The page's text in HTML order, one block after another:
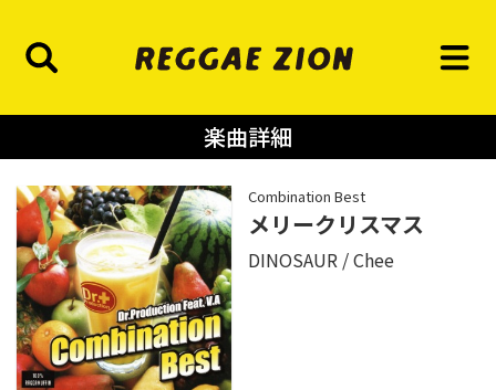
楽曲詳細
Combination Best
メリークリスマス
DINOSAUR Chee